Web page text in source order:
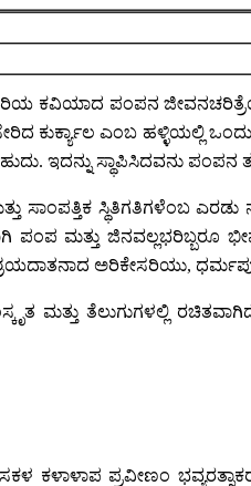
ಕವಿಯಾದ ಪಂಪನ
ಕುರ್ಕ್ಯಾಲ ಎಂಬ ಹಳ್ಳಿಯಲ್ಲಿ ಒಂದು
ಇದನ್ನು ಸ್ಥಾಪಿಸಿದವನು ಪಂಪನ
ಸಾಂಪತ್ತಿಕ ಸ್ಥಿತಿಗತಿಗಳೆಂಬ
ಪಂಪ ಮತ್ತು
ಅರಿಕೇಸರಿಯು,
ಮತ್ತು ತೆಲುಗುಗಳಲ್ಲಿ
ಸಕಳ ಕಳಾಳಾಪ ಪ್ರವೀಣಂ